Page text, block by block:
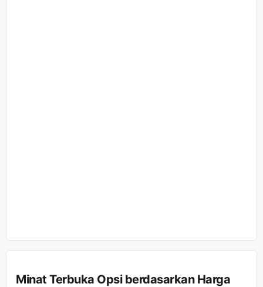
Minat Terbuka Opsi berdasarkan Harga